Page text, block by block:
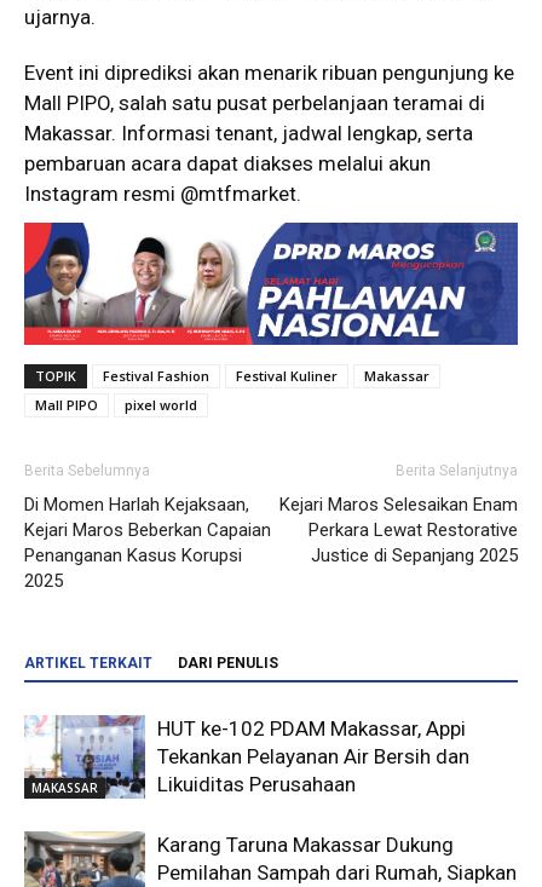
ujarnya.
Event ini diprediksi akan menarik ribuan pengunjung ke
Mall PIPO, salah satu pusat perbelanjaan teramai di
Makassar. Informasi tenant, jadwal lengkap, serta
pembaruan acara dapat diakses melalui akun
Instagram resmi @mtfmarket.
TOPIK Festival Fashion Festival Kuliner
Makassar
Mall PIPO
pixel world
Berita Sebelumnya
Di Momen Harlah Kejaksaan,
Kejari Maros Beberkan Capaian
Penanganan Kasus Korupsi
2025
Berita Selanjutnya
Kejari Maros Selesaikan Enam
Perkara Lewat Restorative
Justice di Sepanjang 2025
ARTIKEL TERKAIT DARI PENULIS
MAKASSAR
HUT ke-102 PDAM Makassar, Appi
Tekankan Pelayanan Air Bersih dan
Likuiditas Perusahaan
Karang Taruna Makassar Dukung
Pemilahan Sampah dari Rumah, Siapkan